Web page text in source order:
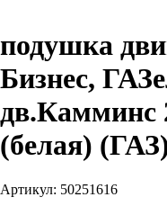
подушка
Бизнес,
(белая)
Артикул: 50251616